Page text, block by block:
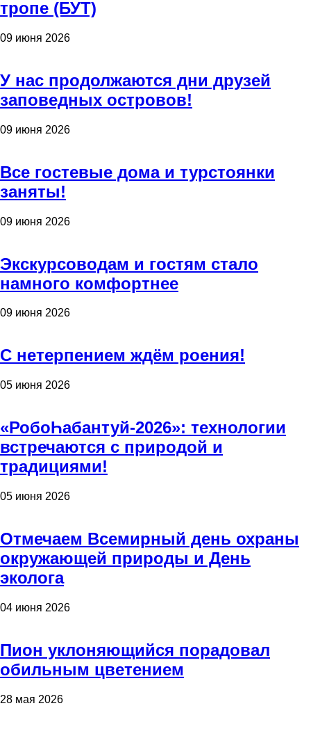
тропе (БУТ)
09 июня 2026
У нас продолжаются дни друзей
заповедных островов!
09 июня 2026
Все гостевые дома и турстоянки
заняты!
09 июня 2026
Экскурсоводам и гостям стало
намного комфортнее
09 июня 2026
С нетерпением ждём роения!
05 июня 2026
«РобоҺабантуй-2026»: технологии
встречаются с природой и
традициями!
05 июня 2026
Отмечаем Всемирный день охраны
окружающей природы и День
эколога
04 июня 2026
Пион уклоняющийся порадовал
обильным цветением
28 мая 2026